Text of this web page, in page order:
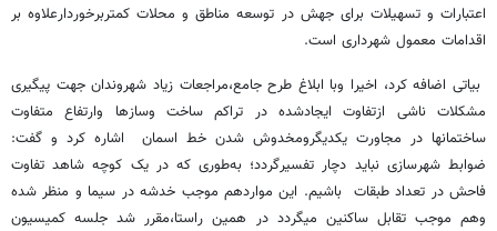
اعتبارات و تسهیلات برای جهش در توسعه مناطق و محلات کمتربرخوردارعلاوه بر
اقدامات معمول شهرداری است.
بیاتی اضافه کرد، اخیرا وبا ابلاغ طرح جامع،مراجعات زیاد شهروندان جهت پیگیری
مشکلات ناشی ازتفاوت ایجادشده در تراکم ساخت وسازها وارتفاع متفاوت
ساختمانها در مجاورت یکدیگرومخدوش شدن خط اسمان‌ اشاره کرد و گفت:
ضوابط شهرسازی نباید دچار تفسیرگردد؛ به‌طوری که در یک کوچه شاهد تفاوت
فاحش در تعداد طبقات باشیم. این مواردهم موجب خدشه در سیما و منظر شده
وهم موجب تقابل ساکنین میگردد در همین راستا،مقرر شد جلسه کمیسیون